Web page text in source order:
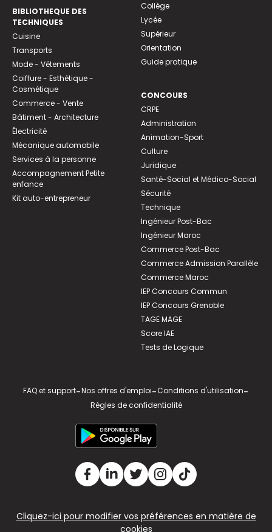
BIBLIOTHEQUE DES
TECHNIQUES
Cuisine
Transports
Mode - Vêtements
Coiffure - Esthétique -
Cosmétique
Commerce - Vente
Bâtiment - Architecture
Électricité
Mécanique automobile
Services à la personne
Accompagnement Petite
enfance
Kit auto-entrepreneur
Collège
Lycée
Supérieur
Orientation
Guide pratique
CONCOURS
CRPE
Administration
Animation-Sport
Culture
Juridique
Santé-Social et Médico-Social
Sécurité
Technique
Ingénieur Post-Bac
Ingénieur Maroc
Commerce Post-Bac
Commerce Admission Parallèle
Commerce Maroc
IEP Concours Commun
IEP Concours Grenoble
TAGE MAGE
Score IAE
Tests de Logique
FAQ et support-Nos offres d'emploi-Conditions d'utilisation-
Règles de confidentialité
Cliquez-ici pour modifier vos préférences en matière de
cookies